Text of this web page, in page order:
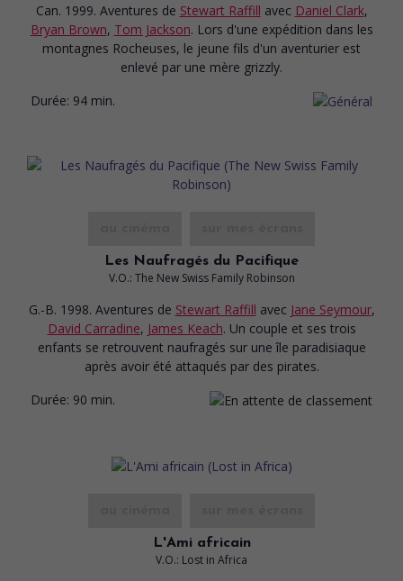
Can. 1999. Aventures de Stewart Raffill avec Daniel Clark,
Bryan Brown, Tom Jackson. Lors d'une expédition dans les
montagnes Rocheuses, le jeune fils d'un aventurier est
enlevé par une mère grizzly.
Durée: 94 min.
Les Naufragés du Pacifique
V.O.: The New Swiss Family Robinson
G.-B. 1998. Aventures de Stewart Raffill avec Jane Seymour,
David Carradine, James Keach. Un couple et ses trois
enfants se retrouvent naufragés sur une île paradisiaque
après avoir été attaqués par des pirates.
Durée: 90 min.
L'Ami africain
V.O.: Lost in Africa